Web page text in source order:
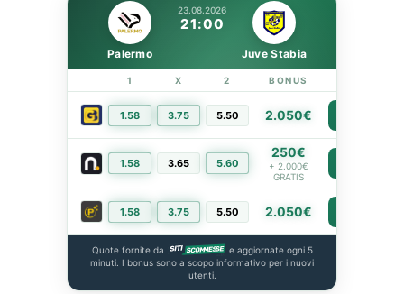
23.08.2026
21:00
Palermo Juve Stabia
1 X 2 BONUS
1.58 3.75 5.50 2.050€
1.58 3.65 5.60
250€
+ 2.000€
GRATIS
1.58 3.75 5.50 2.050€
Quote fornite da
e aggiornate ogni 5
minuti. I bonus sono a scopo informativo per i nuovi
utenti.